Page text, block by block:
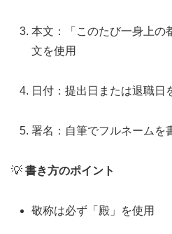
本文：「このたび一身上
文を使用
日付：提出日または退職日
署名：自筆でフルネームを
💡 書き方のポイント
敬称は必ず「殿」を使用